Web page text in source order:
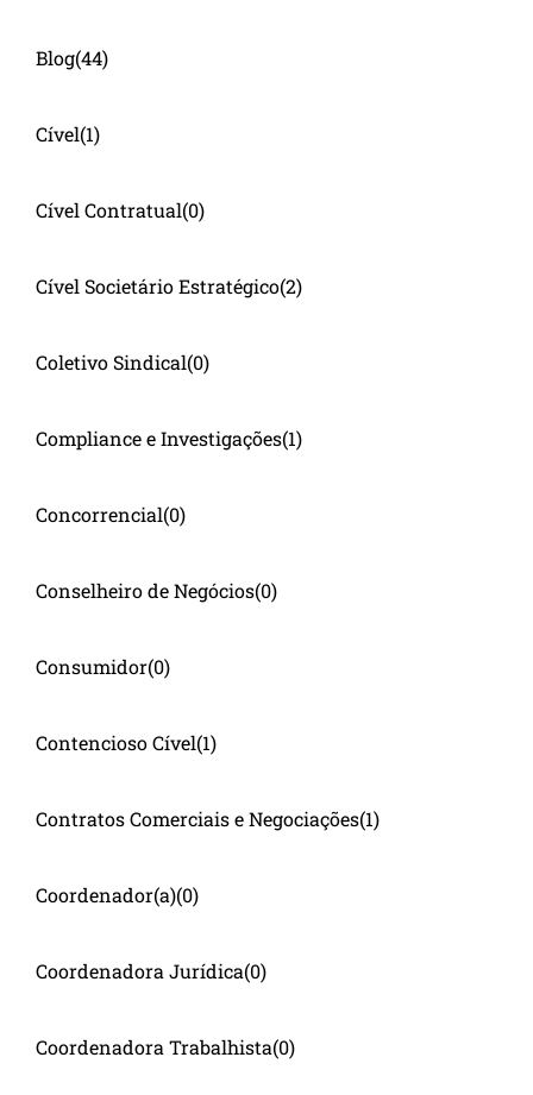
Blog(44)
Cível(1)
Cível Contratual(0)
Cível Societário Estratégico(2)
Coletivo Sindical(0)
Compliance e Investigações(1)
Concorrencial(0)
Conselheiro de Negócios(0)
Consumidor(0)
Contencioso Cível(1)
Contratos Comerciais e Negociações(1)
Coordenador(a)(0)
Coordenadora Jurídica(0)
Coordenadora Trabalhista(0)